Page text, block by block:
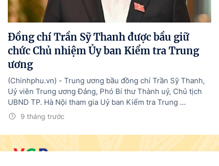
Đồng chí Trần Sỹ Thanh được bầu giữ
chức Chủ nhiệm Ủy ban Kiểm tra Trung
ương
9 tháng trước
(Chinhphu.vn) - Trung ương bầu đồng chí Trần Sỹ Thanh,
Uỷ viên Trung ương Đảng, Phó Bí thư Thành uỷ, Chủ tịch
UBND TP. Hà Nội tham gia Uỷ ban Kiểm tra Trung ...